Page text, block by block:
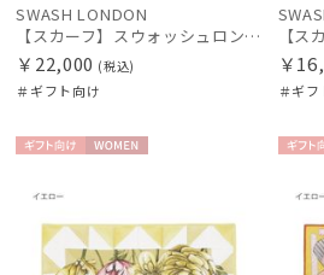
SWASH LONDON
【スカーフ】スウォッシュロンドン (SWASH LONDON) Fondant Fancies 88×88 シルク 日本製
￥22,000 (税込)
＃ギフト向け
￥
＃ギ
向け
向け